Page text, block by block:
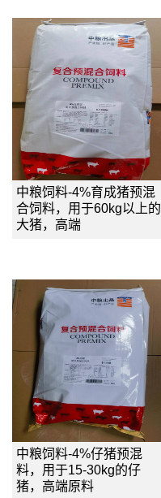
中粮饲料-4%育成猪预混
合饲料，用于60kg以上的
大猪，高端
中粮饲料-4%仔猪预混
料，用于15-30kg的仔
猪，高端原料